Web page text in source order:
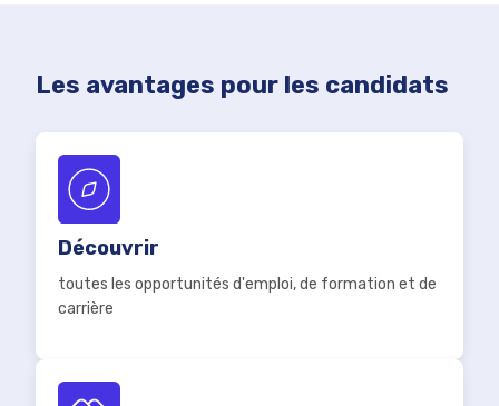
Les avantages pour les candidats
Découvrir
toutes les opportunités d'emploi, de formation et de
carrière